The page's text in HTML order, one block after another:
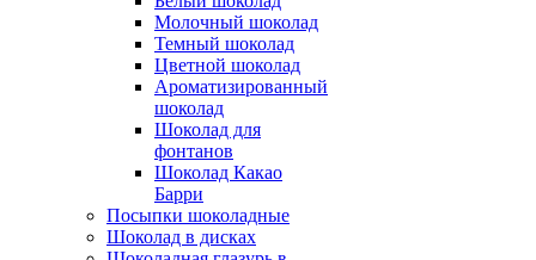
Молочный шоколад
Темный шоколад
Цветной шоколад
Ароматизированный
шоколад
Шоколад для
фонтанов
Шоколад Какао
Барри
Посыпки шоколадные
Шоколад в дисках